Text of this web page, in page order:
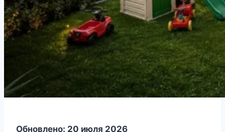
Обновлено: 20 июля 2026